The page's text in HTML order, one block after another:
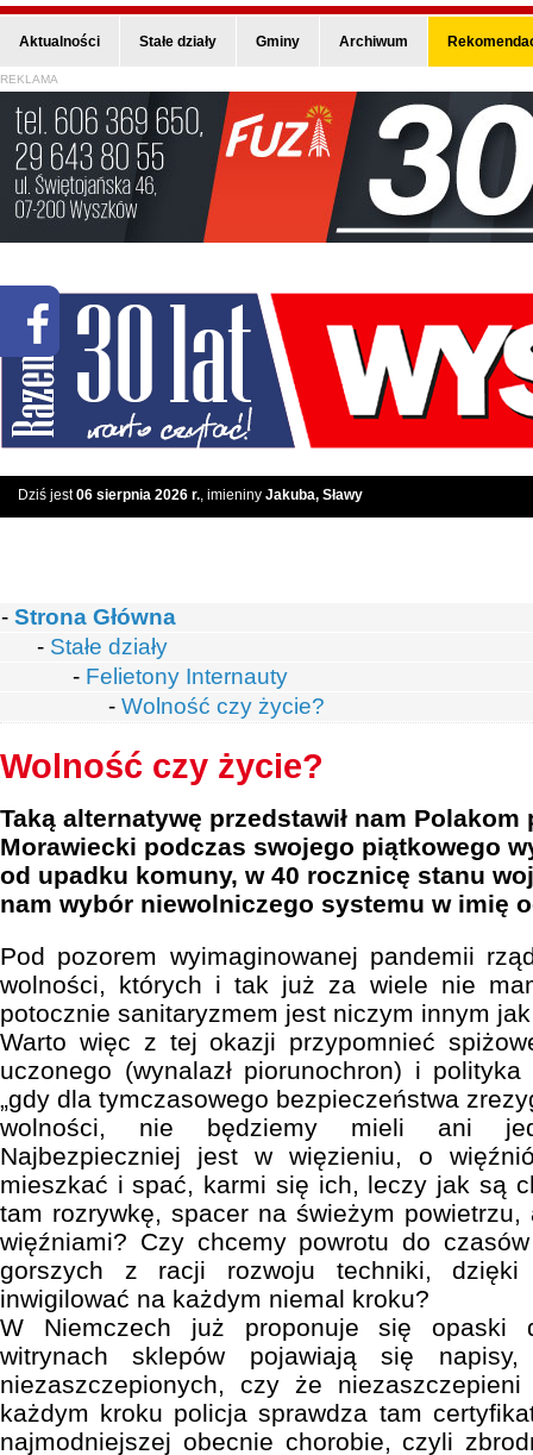
Aktualności Stałe działy Gminy Archiwum
REKLAMA
Dziś jest06 sierpnia 2026 r., imieniny Jakuba, Sławy
- Strona Główna
- Stałe działy
- Felietony Internauty
- Wolność czy życie?
Wolność czy życie?
Taką alternatywę przedstawił nam Polakom
Morawiecki podczas swojego piątkowego
od upadku komuny, w 40 rocznicę stanu
nam wybór niewolniczego systemu w imię
Pod pozorem wyimaginowanej pandemii
wolności, których i tak już za wiele nie
potocznie sanitaryzmem jest niczym innym
Warto więc z tej okazji przypomnieć
uczonego (wynalazł piorunochron) i
„gdy dla tymczasowego bezpieczeństwa
wolności, nie będziemy mieli ani
Najbezpieczniej jest w więzieniu, o
mieszkać i spać, karmi się ich, leczy jak są
tam rozrywkę, spacer na świeżym
więźniami? Czy chcemy powrotu do
gorszych z racji rozwoju techniki,
inwigilować na każdym niemal kroku?
W Niemczech już proponuje się opaski
witrynach sklepów pojawiają się
niezaszczepionych, czy że
każdym kroku policja sprawdza tam
najmodniejszej obecnie chorobie, czyli